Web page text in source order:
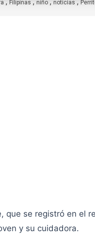
, Filipinas , niño, noticias ,
que se registró en el
y su cuidadora.